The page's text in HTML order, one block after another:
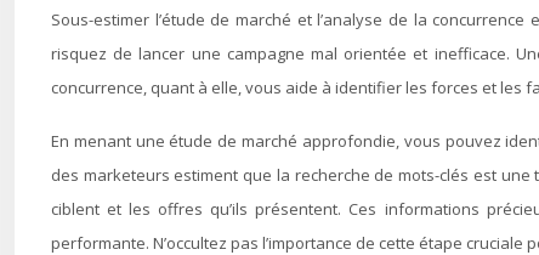
Sous-estimer l’étude de marché et l’analyse de la
risquez de lancer une campagne mal orientée et inefficace.
concurrence, quant à elle, vous aide à identifier les forces et les
En menant une étude de marché approfondie, vous pouvez
des marketeurs estiment que la recherche de mots-clés est une
ciblent et les offres qu’ils présentent. Ces informations
performante. N’occultez pas l’importance de cette étape cruciale